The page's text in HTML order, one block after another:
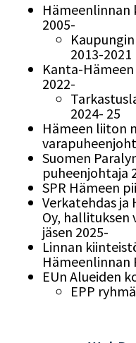
2005-
2013-2021
Kanta-
2022-
2024- 25
Hämeen liiton
Suomen
puheenjohtaja
SPR Hämeen
Verkatehdas
Oy, hallituksen
jäsen 2025-
Linnan
Hämeenlinnan
EUn Alueiden
EPP